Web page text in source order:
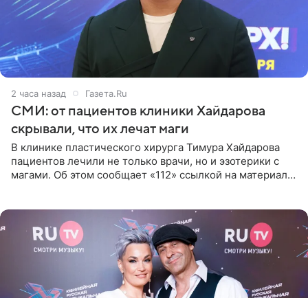
2 часа назад Газета.Ru
СМИ: от пациентов клиники Хайдарова
скрывали, что их лечат маги
В клинике пластического хирурга Тимура Хайдарова
пациентов лечили не только врачи, но и эзотерики с
магами. Об этом сообщает «112» ссылкой на материалы